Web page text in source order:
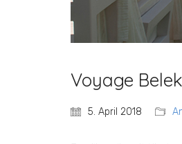
Voyage
5. April 2018